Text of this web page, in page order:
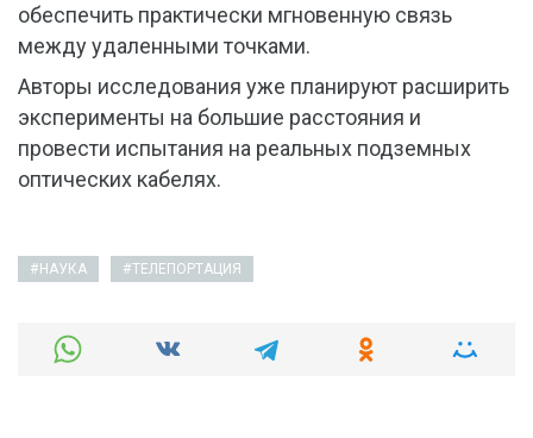
обеспечить практически мгновенную связь
между удаленными точками.
Авторы исследования уже планируют расширить
эксперименты на большие расстояния и
провести испытания на реальных подземных
оптических кабелях.
НАУКА ТЕЛЕПОРТАЦИЯ